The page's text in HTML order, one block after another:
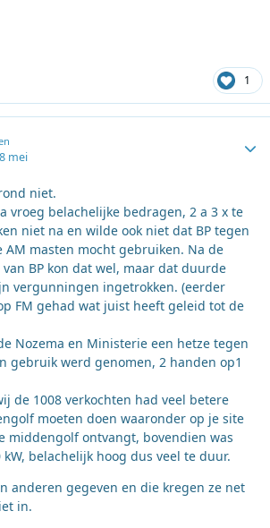
1
8 mei
niet.
vroeg belachelijke bedragen, 2 a 3 x te
niet na en wilde ook niet dat BP tegen
masten mocht gebruiken. Na de
BP kon dat wel, maar dat duurde
vergunningen ingetrokken. (eerder
FM gehad wat juist heeft geleid tot de
Nozema en Ministerie een hetze tegen
gebruik werd genomen, 2 handen op1
de 1008 verkochten had veel betere
moeten doen waaronder op je site
middengolf ontvangt, bovendien was
belachelijk hoog dus veel te duur.
anderen gegeven en die kregen ze net
in.